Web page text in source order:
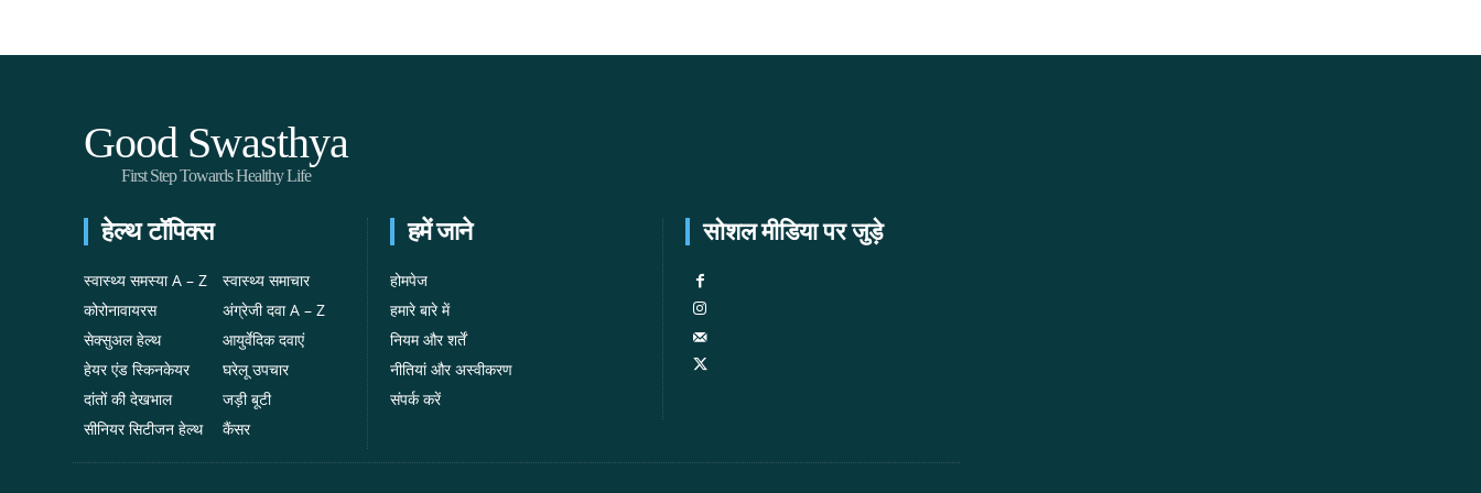
Good Swasthya
First Step Towards Healthy Life
हेल्थ टॉपिक्स
स्वास्थ्य समस्या A – Z
कोरोनावायरस
सेक्सुअल हेल्थ
हेयर एंड स्किनकेयर
दांतों की देखभाल
सीनियर सिटीजन हेल्थ
स्वास्थ्य समाचार
अंग्रेजी दवा A – Z
आयुर्वेदिक दवाएं
घरेलू उपचार
जड़ी बूटी
कैंसर
हमें जाने
होमपेज
हमारे बारे में
नियम और शर्तें
नीतियां और अस्वीकरण
संपर्क करें
सोशल मीडिया पर जुड़े